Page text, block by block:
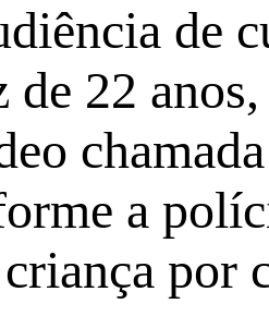
de
22
a
por